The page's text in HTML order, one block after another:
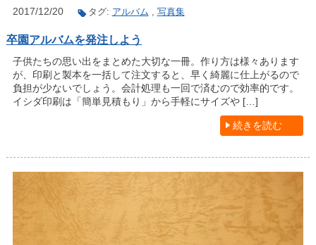
2017/12/20 タグ: アルバム , 写真集
卒園アルバムを発注しよう
子供たちの思い出をまとめた大切な一冊。作り方は様々あります
が、印刷と製本を一括して注文すると、早く綺麗に仕上がるので
負担が少ないでしょう。会計処理も一回で済むので効率的です。
イシダ印刷は「簡単見積もり」から手軽にサイズや […]
続きを読む